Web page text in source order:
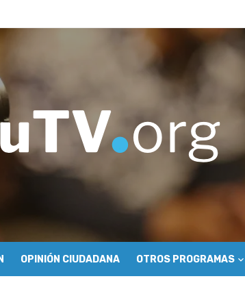
y Luis Polanco
Local de Restauración del Secano Costero Nilahue
Córdova
de mascotas
OPINIÓN CIUDADANA OTROS PROGRAMAS